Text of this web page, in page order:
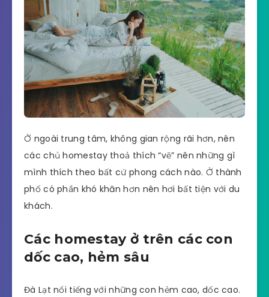
Ở ngoài trung tâm, không gian rộng rãi hơn, nên
các chủ homestay thoả thích “vẽ” nên những gì
mình thích theo bất cứ phong cách nào. Ở thành
phố có phần khó khăn hơn nên hơi bất tiện với du
khách.
Các homestay ở trên các con
dốc cao, hẻm sâu
Đà Lạt nổi tiếng với những con hẻm cao, dốc cao.